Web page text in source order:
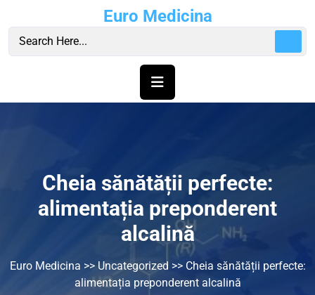
content
Euro Medicina
Cheia sănătății perfecte:
alimentația preponderent
alcalină
Euro Medicina >> Uncategorized >> Cheia sănătății perfecte:
alimentația preponderent alcalină